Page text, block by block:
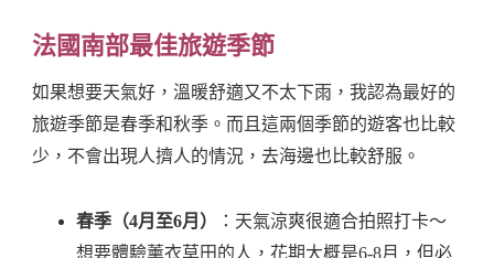
法國南部最佳旅遊季節
如果想要天氣好，溫暖舒適又不太下雨，我認為最好的
旅遊季節是春季和秋季。而且這兩個季節的遊客也比較
少，不會出現人擠人的情況，去海邊也比較舒服。
春季（4月至6月）
：天氣涼爽很適合拍照打卡～
想要體驗薰衣草田的人，花期大概是6-8月，但必